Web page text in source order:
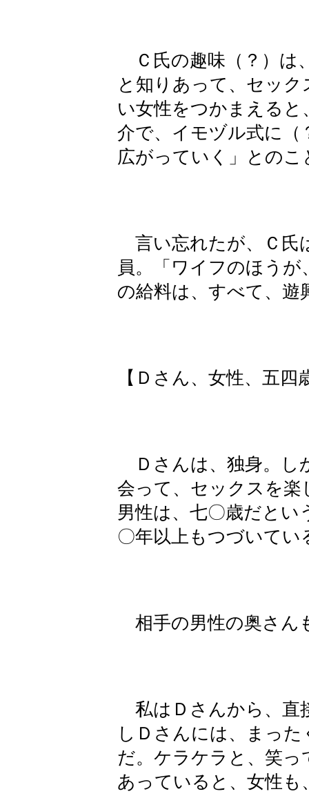
Ｃ氏の趣味（？）は
と知りあって、セッ
い女性をつかまえる
介で、イモヅル式に（
広がっていく」とのこ
言い忘れたが、Ｃ氏
員。「ワイフのほう
の給料は、すべて、遊
【Ｄさん、女性、五四
Ｄさんは、独身。し
会って、セックスを楽
男性は、七〇歳だとい
〇年以上もつづいてい
相手の男性の奥さん
私はＤさんから、直
しＤさんには、まっ
だ。ケラケラと、笑
あっていると、女性も